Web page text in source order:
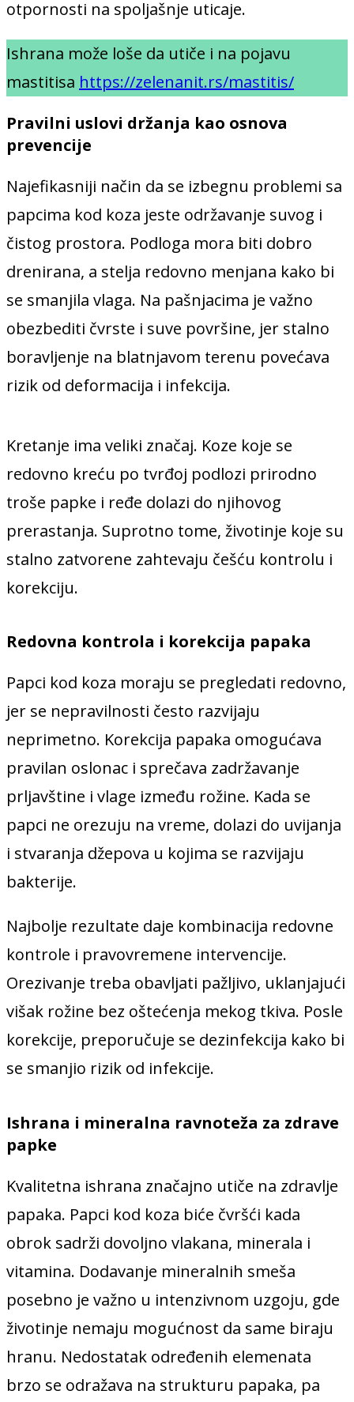
otpornosti na spoljašnje uticaje.
Ishrana može loše da utiče i na pojavu
mastitisa https://zelenanit.rs/mastitis/
Pravilni uslovi držanja kao osnova
prevencije
Najefikasniji način da se izbegnu problemi sa
papcima kod koza jeste održavanje suvog i
čistog prostora. Podloga mora biti dobro
drenirana, a stelja redovno menjana kako bi
se smanjila vlaga. Na pašnjacima je važno
obezbediti čvrste i suve površine, jer stalno
boravljenje na blatnjavom terenu povećava
rizik od deformacija i infekcija.
Kretanje ima veliki značaj. Koze koje se
redovno kreću po tvrđoj podlozi prirodno
troše papke i ređe dolazi do njihovog
prerastanja. Suprotno tome, životinje koje su
stalno zatvorene zahtevaju češću kontrolu i
korekciju.
Redovna kontrola i korekcija papaka
Papci kod koza moraju se pregledati redovno,
jer se nepravilnosti često razvijaju
neprimetno. Korekcija papaka omogućava
pravilan oslonac i sprečava zadržavanje
prljavštine i vlage između rožine. Kada se
papci ne orezuju na vreme, dolazi do uvijanja
i stvaranja džepova u kojima se razvijaju
bakterije.
Najbolje rezultate daje kombinacija redovne
kontrole i pravovremene intervencije.
Orezivanje treba obavljati pažljivo, uklanjajući
višak rožine bez oštećenja mekog tkiva. Posle
korekcije, preporučuje se dezinfekcija kako bi
se smanjio rizik od infekcije.
Ishrana i mineralna ravnoteža za zdrave
papke
Kvalitetna ishrana značajno utiče na zdravlje
papaka. Papci kod koza biće čvršći kada
obrok sadrži dovoljno vlakana, minerala i
vitamina. Dodavanje mineralnih smeša
posebno je važno u intenzivnom uzgoju, gde
životinje nemaju mogućnost da same biraju
hranu. Nedostatak određenih elemenata
brzo se odražava na strukturu papaka, pa